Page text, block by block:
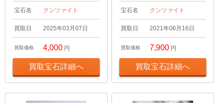
宝石名 クンツァイト
買取日 2025年03月07日
買取価格 4,000 円
買取宝石詳細へ
宝石名 クンツァイト
買取日 2021年06月16日
買取価格 7,900 円
買取宝石詳細へ